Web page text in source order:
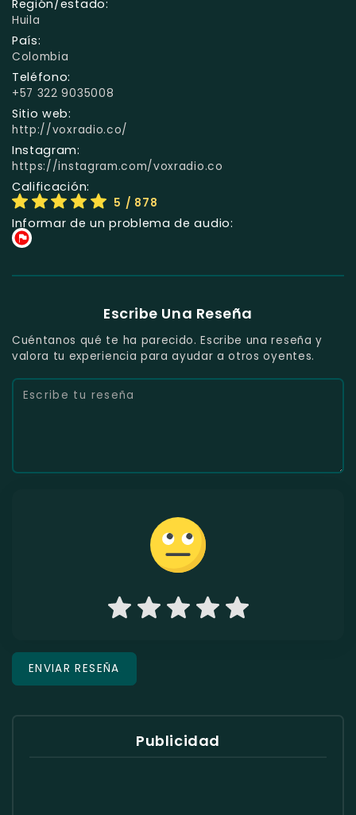
Región/estado:
Huila
País:
Colombia
Teléfono:
+57 322 9035008
Sitio web:
http://voxradio.co/
Instagram:
https://instagram.com/voxradio.co
Calificación:
5 / 878
Informar de un problema de audio:
Escribe Una Reseña
Cuéntanos qué te ha parecido. Escribe una reseña y
valora tu experiencia para ayudar a otros oyentes.
Publicidad